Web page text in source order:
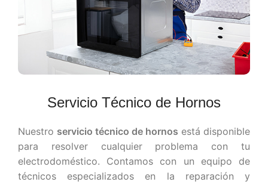
Servicio Técnico de Hornos
Nuestro servicio técnico de hornos está disponible
para resolver cualquier problema con tu
electrodoméstico. Contamos con un equipo de
técnicos especializados en la reparación y